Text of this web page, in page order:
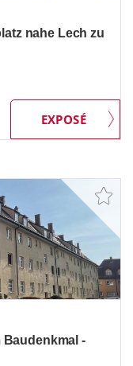
nahe Lech zu
Baudenkmal -